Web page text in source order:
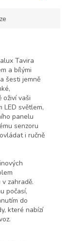
Tavira
a bílými
šesti jemně
vaši
LED světlem,
panelu
senzoru
i ručně
zahradě.
počasí,
do
které nabízí